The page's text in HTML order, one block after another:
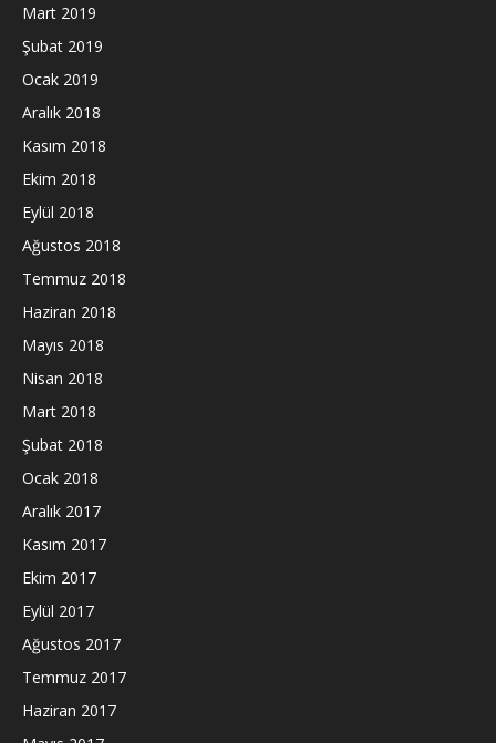
Mart 2019
Şubat 2019
Ocak 2019
Aralık 2018
Kasım 2018
Ekim 2018
Eylül 2018
Ağustos 2018
Temmuz 2018
Haziran 2018
Mayıs 2018
Nisan 2018
Mart 2018
Şubat 2018
Ocak 2018
Aralık 2017
Kasım 2017
Ekim 2017
Eylül 2017
Ağustos 2017
Temmuz 2017
Haziran 2017